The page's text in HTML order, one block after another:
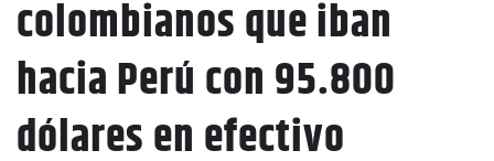
colombianos que iban
hacia Perú con 95.800
dólares en efectivo